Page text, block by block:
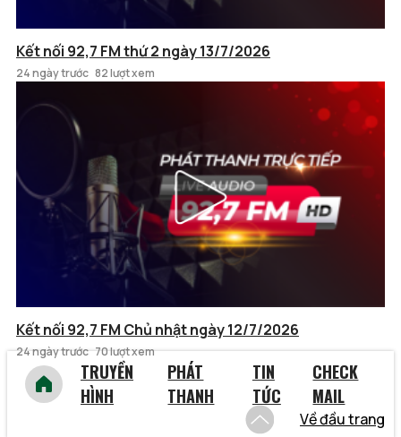
Kết nối 92,7 FM thứ 2 ngày 13/7/2026
24 ngày trước 82 lượt xem
Kết nối 92,7 FM Chủ nhật ngày 12/7/2026
24 ngày trước 70 lượt xem
TRUYỀN
HÌNH
PHÁT
THANH
TIN
TỨC
CHECK
MAIL
Về đầu trang